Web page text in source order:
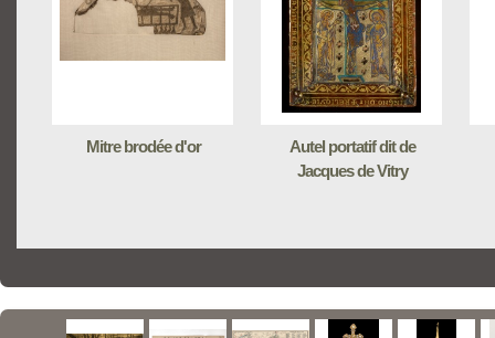
Mitre brodée d'or
Autel portatif dit de
Jacques de Vitry